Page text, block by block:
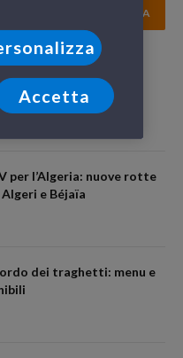
prende il largo da
e innovazione
per l’Algeria: nuove rotte
e Béjaïa
dei traghetti: menu e
Accetta